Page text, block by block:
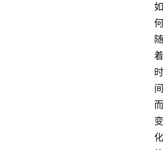
如
何
随
着
时
间
而
变
化